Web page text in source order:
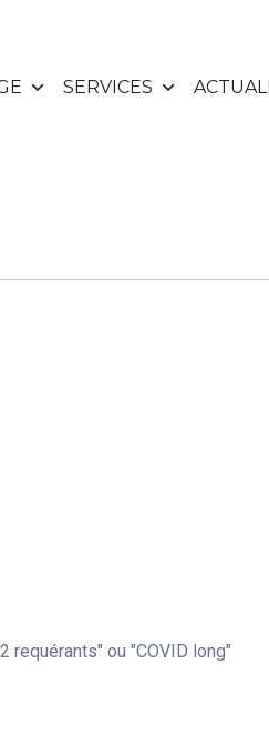
SERVICES
requérants" ou "COVID long"